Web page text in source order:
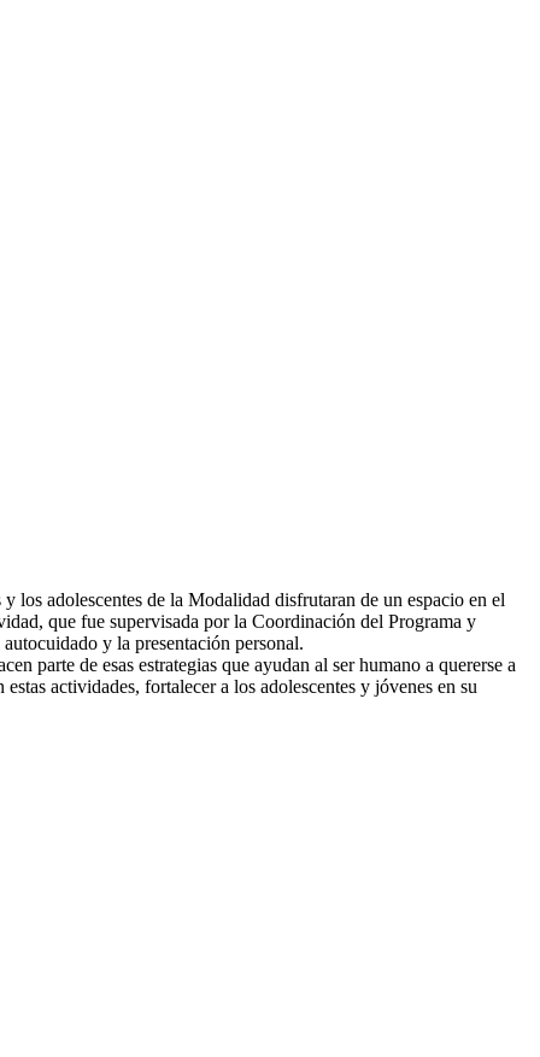
adolescentes de la Modalidad disfrutaran de un espacio en el
que fue supervisada por la Coordinación del Programa y
y la presentación personal.
parte de esas estrategias que ayudan al ser humano a quererse a
actividades, fortalecer a los adolescentes y jóvenes en su